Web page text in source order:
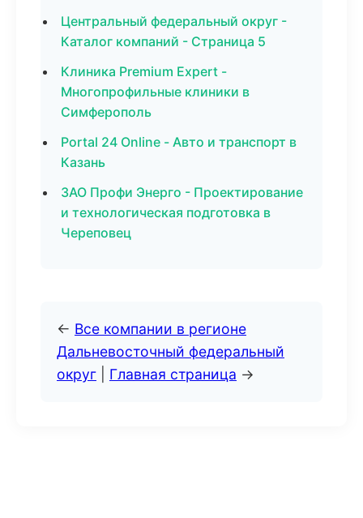
Центральный федеральный округ -
Каталог компаний - Страница 5
Клиника Premium Expert -
Многопрофильные клиники в
Симферополь
Portal 24 Online - Авто и транспорт в
Казань
ЗАО Профи Энерго - Проектирование
и технологическая подготовка в
Череповец
← Все компании в регионе
Дальневосточный федеральный
округ
Главная страница →